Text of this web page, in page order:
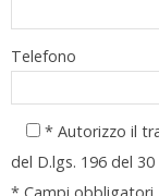
Telefono
* Autorizzo il
del D.lgs. 196 del